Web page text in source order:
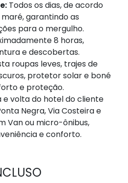
Todos os dias, de acordo
garantindo as
para o mergulho.
8 horas,
e descobertas.
roupas leves, trajes de
protetor solar e boné
e proteção.
e volta do hotel do cliente
Negra, Via Costeira e
Van ou micro-ônibus,
e conforto.